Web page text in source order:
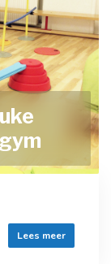
Lees meer